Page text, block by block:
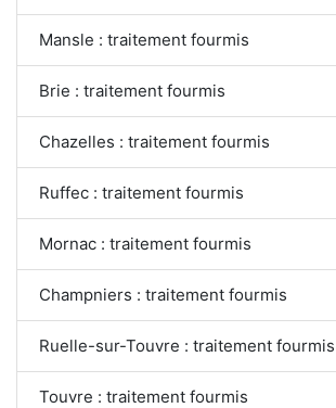
Mansle : traitement fourmis
Brie : traitement fourmis
Chazelles : traitement fourmis
Ruffec : traitement fourmis
Mornac : traitement fourmis
Champniers : traitement fourmis
Ruelle-sur-Touvre : traitement fourmis
Touvre : traitement fourmis